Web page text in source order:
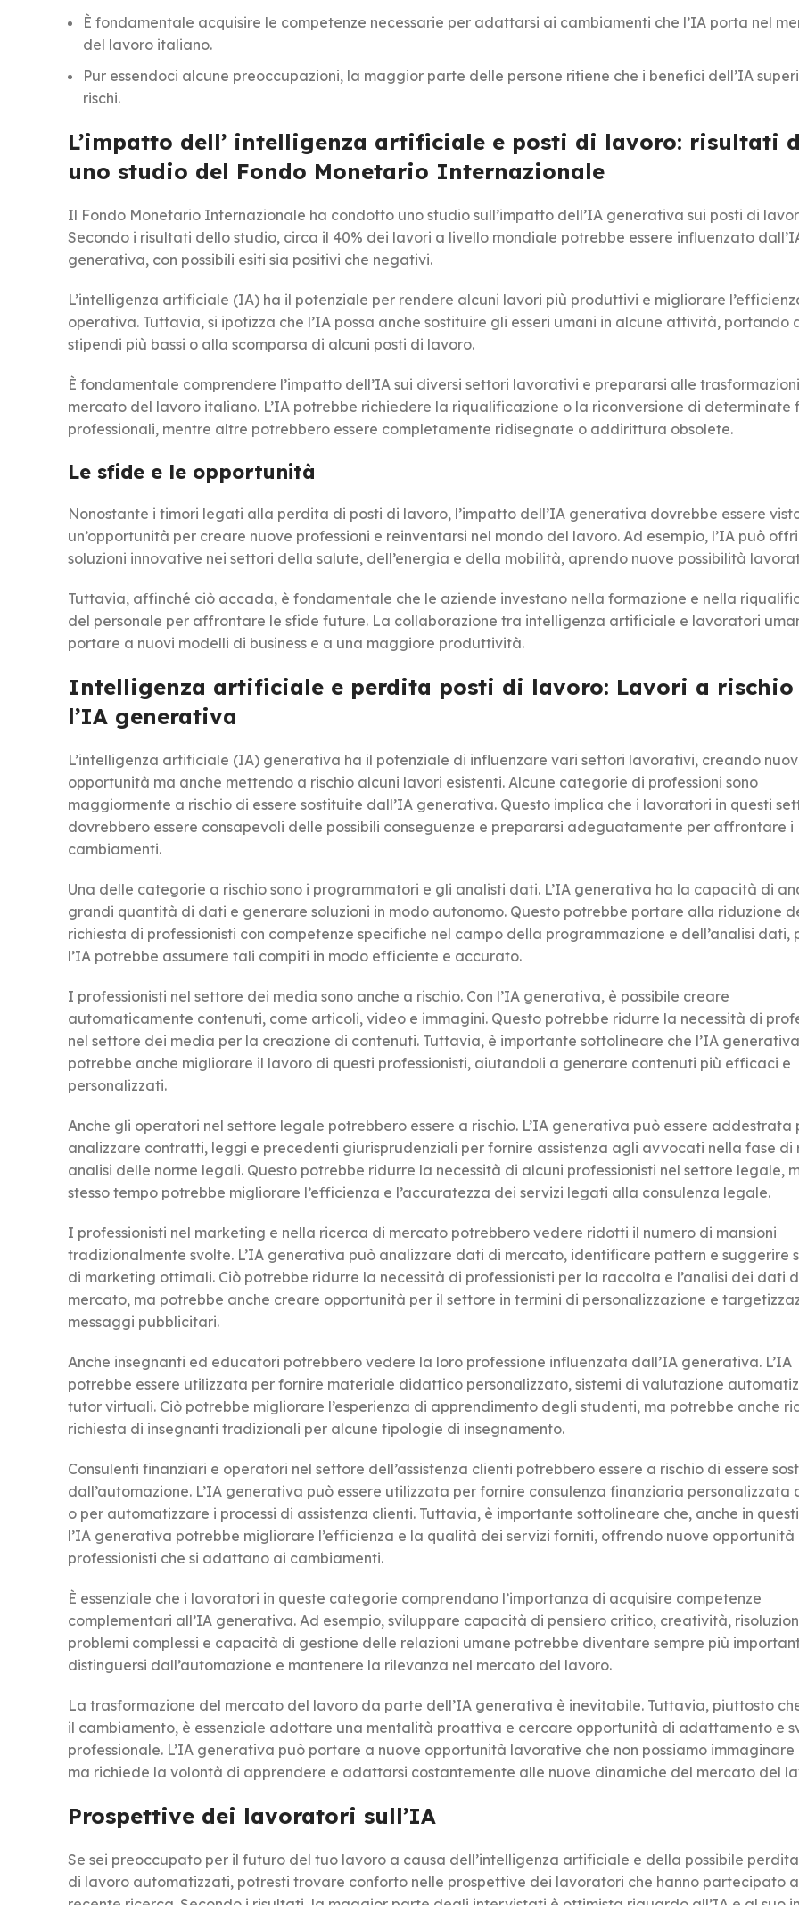
È fondamentale acquisire le competenze necessarie per adattarsi ai cambiamenti che l’IA porta nel
del lavoro italiano.
Pur essendoci alcune preoccupazioni, la maggior parte delle persone ritiene che i benefici dell’IA
rischi.
L’impatto dell’ intelligenza artificiale e posti di lavoro: risultati
uno studio del Fondo Monetario Internazionale
Il Fondo Monetario Internazionale ha condotto uno studio sull’impatto dell’IA generativa sui posti di
Secondo i risultati dello studio, circa il 40% dei lavori a livello mondiale potrebbe essere influenzato
generativa, con possibili esiti sia positivi che negativi.
L’intelligenza artificiale (IA) ha il potenziale per rendere alcuni lavori più produttivi e migliorare
operativa. Tuttavia, si ipotizza che l’IA possa anche sostituire gli esseri umani in alcune attività, portando
stipendi più bassi o alla scomparsa di alcuni posti di lavoro.
È fondamentale comprendere l’impatto dell’IA sui diversi settori lavorativi e prepararsi alle
mercato del lavoro italiano. L’IA potrebbe richiedere la riqualificazione o la riconversione di determinate
professionali, mentre altre potrebbero essere completamente ridisegnate o addirittura obsolete.
Le sfide e le opportunità
Nonostante i timori legati alla perdita di posti di lavoro, l’impatto dell’IA generativa dovrebbe essere
un’opportunità per creare nuove professioni e reinventarsi nel mondo del lavoro. Ad esempio, l’IA può
soluzioni innovative nei settori della salute, dell’energia e della mobilità, aprendo nuove possibilità
Tuttavia, affinché ciò accada, è fondamentale che le aziende investano nella formazione e nella
del personale per affrontare le sfide future. La collaborazione tra intelligenza artificiale e lavoratori
portare a nuovi modelli di business e a una maggiore produttività.
Intelligenza artificiale e perdita posti di lavoro: Lavori a rischio
l’IA generativa
L’intelligenza artificiale (IA) generativa ha il potenziale di influenzare vari settori lavorativi, creando
opportunità ma anche mettendo a rischio alcuni lavori esistenti. Alcune categorie di professioni sono
maggiormente a rischio di essere sostituite dall’IA generativa. Questo implica che i lavoratori in questi
dovrebbero essere consapevoli delle possibili conseguenze e prepararsi adeguatamente per affrontare i
cambiamenti.
Una delle categorie a rischio sono i programmatori e gli analisti dati. L’IA generativa ha la capacità di
grandi quantità di dati e generare soluzioni in modo autonomo. Questo potrebbe portare alla riduzione
richiesta di professionisti con competenze specifiche nel campo della programmazione e dell’analisi dati,
l’IA potrebbe assumere tali compiti in modo efficiente e accurato.
I professionisti nel settore dei media sono anche a rischio. Con l’IA generativa, è possibile creare
automaticamente contenuti, come articoli, video e immagini. Questo potrebbe ridurre la necessità di
nel settore dei media per la creazione di contenuti. Tuttavia, è importante sottolineare che l’IA generativa
potrebbe anche migliorare il lavoro di questi professionisti, aiutandoli a generare contenuti più efficaci e
personalizzati.
Anche gli operatori nel settore legale potrebbero essere a rischio. L’IA generativa può essere addestrata
analizzare contratti, leggi e precedenti giurisprudenziali per fornire assistenza agli avvocati nella fase di
analisi delle norme legali. Questo potrebbe ridurre la necessità di alcuni professionisti nel settore legale,
stesso tempo potrebbe migliorare l’efficienza e l’accuratezza dei servizi legati alla consulenza legale.
I professionisti nel marketing e nella ricerca di mercato potrebbero vedere ridotti il numero di mansioni
tradizionalmente svolte. L’IA generativa può analizzare dati di mercato, identificare pattern e suggerire
di marketing ottimali. Ciò potrebbe ridurre la necessità di professionisti per la raccolta e l’analisi dei dati
mercato, ma potrebbe anche creare opportunità per il settore in termini di personalizzazione e
messaggi pubblicitari.
Anche insegnanti ed educatori potrebbero vedere la loro professione influenzata dall’IA generativa. L’IA
potrebbe essere utilizzata per fornire materiale didattico personalizzato, sistemi di valutazione
tutor virtuali. Ciò potrebbe migliorare l’esperienza di apprendimento degli studenti, ma potrebbe anche
richiesta di insegnanti tradizionali per alcune tipologie di insegnamento.
Consulenti finanziari e operatori nel settore dell’assistenza clienti potrebbero essere a rischio di essere
dall’automazione. L’IA generativa può essere utilizzata per fornire consulenza finanziaria personalizzata
o per automatizzare i processi di assistenza clienti. Tuttavia, è importante sottolineare che, anche in
l’IA generativa potrebbe migliorare l’efficienza e la qualità dei servizi forniti, offrendo nuove opportunità
professionisti che si adattano ai cambiamenti.
È essenziale che i lavoratori in queste categorie comprendano l’importanza di acquisire competenze
complementari all’IA generativa. Ad esempio, sviluppare capacità di pensiero critico, creatività,
problemi complessi e capacità di gestione delle relazioni umane potrebbe diventare sempre più
distinguersi dall’automazione e mantenere la rilevanza nel mercato del lavoro.
La trasformazione del mercato del lavoro da parte dell’IA generativa è inevitabile. Tuttavia, piuttosto
il cambiamento, è essenziale adottare una mentalità proattiva e cercare opportunità di adattamento e
professionale. L’IA generativa può portare a nuove opportunità lavorative che non possiamo immaginare
ma richiede la volontà di apprendere e adattarsi costantemente alle nuove dinamiche del mercato del
Prospettive dei lavoratori sull’IA
Se sei preoccupato per il futuro del tuo lavoro a causa dell’intelligenza artificiale e della possibile
di lavoro automatizzati, potresti trovare conforto nelle prospettive dei lavoratori che hanno partecipato